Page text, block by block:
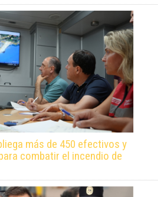
más de 450 efectivos y
combatir el incendio de